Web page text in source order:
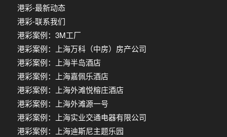
港彩-最新动态
港彩-联系我们
港彩案例：3M工厂
港彩案例：上海万科（中房）房产公司
港彩案例：上海半岛酒店
港彩案例：上海嘉佩乐酒店
港彩案例：上海外滩悦榕庄酒店
港彩案例：上海外滩源一号
港彩案例：上海实业交通电器有限公司
港彩案例：上海迪斯尼主题乐园